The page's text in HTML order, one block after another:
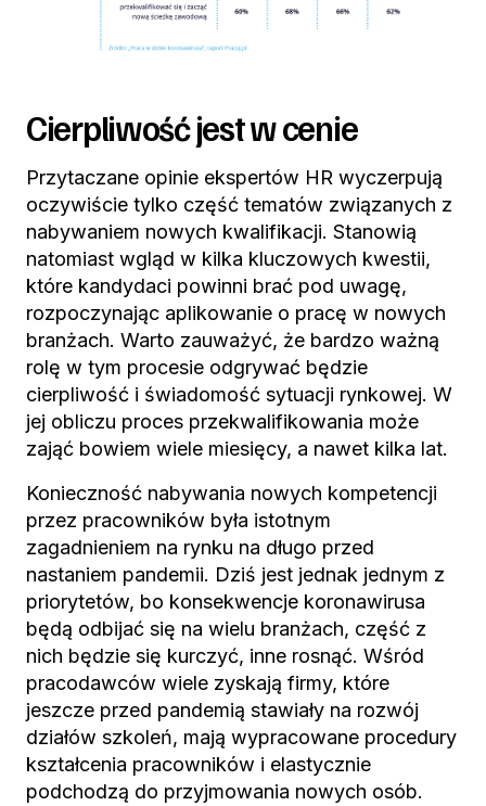
Cierpliwość jest w cenie
Przytaczane opinie ekspertów HR wyczerpują
oczywiście tylko część tematów związanych z
nabywaniem nowych kwalifikacji. Stanowią
natomiast wgląd w kilka kluczowych kwestii,
które kandydaci powinni brać pod uwagę,
rozpoczynając aplikowanie o pracę w nowych
branżach. Warto zauważyć, że bardzo ważną
rolę w tym procesie odgrywać będzie
cierpliwość i świadomość sytuacji rynkowej. W
jej obliczu proces przekwalifikowania może
zająć bowiem wiele miesięcy, a nawet kilka lat.
Konieczność nabywania nowych kompetencji
przez pracowników była istotnym
zagadnieniem na rynku na długo przed
nastaniem pandemii. Dziś jest jednak jednym z
priorytetów, bo konsekwencje koronawirusa
będą odbijać się na wielu branżach, część z
nich będzie się kurczyć, inne rosnąć. Wśród
pracodawców wiele zyskają firmy, które
jeszcze przed pandemią stawiały na rozwój
działów szkoleń, mają wypracowane procedury
kształcenia pracowników i elastycznie
podchodzą do przyjmowania nowych osób.